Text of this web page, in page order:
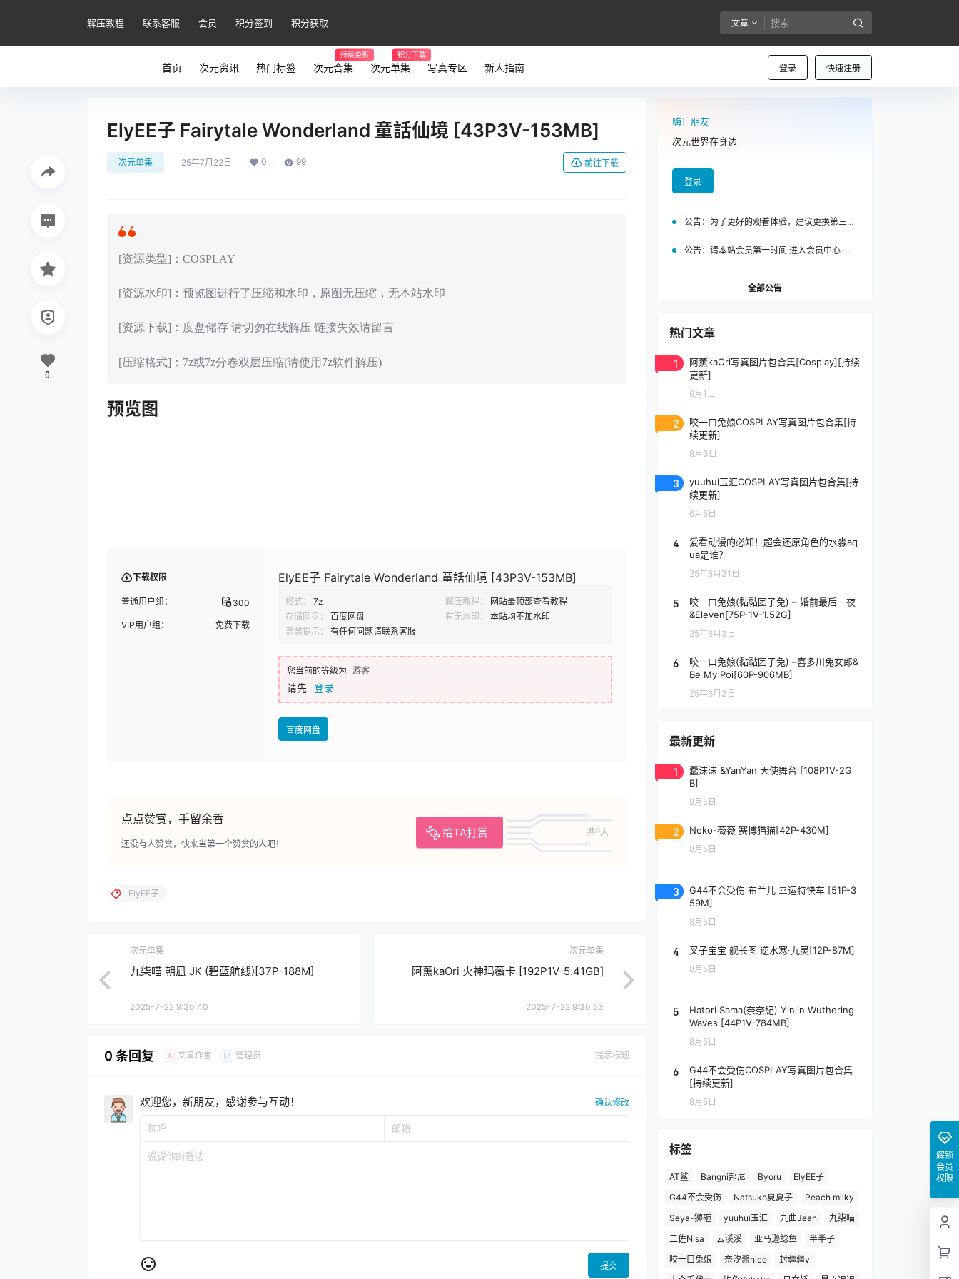
解压教程 联系客服 会员 积分签到 积分获取 文章
登录 快速注册
首页 次元资讯 热门标签 次元合集
持续更新
次元单集
积分下载
写真专区 新人指南
ElyEE子 Fairytale Wonderland 童話仙境 [43P3V-153MB]
次元单集 25年7月22日 0 99 前往下载
[资源类型]：COSPLAY
[资源水印]：预览图进行了压缩和水印，原图无压缩，无本站水印
[资源下载]：度盘储存 请切勿在线解压 链接失效请留言
[压缩格式]：7z或7z分卷双层压缩(请使用7z软件解压)
预览图
下载权限
普通用户组： 300
VIP用户组： 免费下载
ElyEE子 Fairytale Wonderland 童話仙境 [43P3V-153MB]
格式： 7z 解压教程：
网站最顶部查看教程
存储网盘：
百度网盘 有无水印：
本站均不加水印
温馨提示：
有任何问题请联系客服
您当前的等级为 游客
请先 登录
百度网盘
点点赞赏，手留余香
给TA打赏 共0人
还没有人赞赏，快来当第一个赞赏的人吧！
0
ElyEE子
次元单集
九柒喵 朝凪 JK (碧蓝航线)[37P-188M]
2025-7-22 9:30:40
次元单集
阿薰kaOri 火神玛薇卡 [192P1V-5.41GB]
2025-7-22 9:30:53
0 条回复 A 文章作者 M 管理员 提示标题
欢迎您，新朋友，感谢参与互动！ 确认修改
提交
嗨！朋友
次元世界在身边
登录
公告： 为了更好的观看体验，建议更换第三方浏览器访问泡面站
公告： 请本站会员第一时间 进入会员中心-我的设置中为您的账号绑定邮箱!
全部公告
热门文章
1
阿薰kaOri写真图片包合集[Cosplay][持续
更新]
6月1日
2
咬一口兔娘COSPLAY写真图片包合集[持
续更新]
8月3日
3
yuuhui玉汇COSPLAY写真图片包合集[持
续更新]
6月5日
4
爱看动漫的必知！超会还原角色的水淼aq
ua是谁？
25年5月31日
5
咬一口兔娘(黏黏团子兔) – 婚前最后一夜
&Eleven[75P-1V-1.52G]
25年6月3日
6
咬一口兔娘(黏黏团子兔) –喜多川兔女郎&
Be My Poi[60P-906MB]
25年6月3日
最新更新
1
蠢沫沫 &YanYan 天使舞台 [108P1V-2G
B]
8月5日
2 Neko-薇薇 赛博猫猫[42P-430M]
8月5日
3
G44不会受伤 布兰儿 幸运特快车 [51P-3
59M]
8月5日
4 叉子宝宝 舰长图 逆水寒·九灵[12P-87M]
8月5日
5
Hatori Sama(奈奈紀) Yinlin Wuthering
Waves [44P1V-784MB]
8月5日
6
G44不会受伤COSPLAY写真图片包合集
[持续更新]
8月5日
标签
AT鲨 Bangni邦尼 Byoru
ElyEE子
G44不会受伤
Natsuko夏夏子
Peach milky
Seya-狮砸
yuuhui玉汇 九曲Jean
九柒喵
二佐Nisa
云溪溪 亚马逊鲶鱼
半半子
咬一口兔娘
奈汐酱nice
封疆疆v
解锁
会员
权限